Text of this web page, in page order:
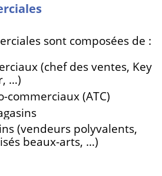
sont composées de :
(chef des ventes, Key
…)
commerciaux (ATC)
(vendeurs polyvalents,
beaux-arts, …)